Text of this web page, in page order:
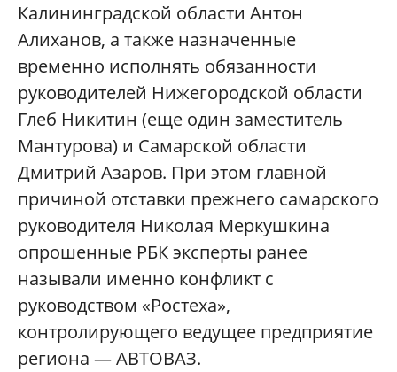
Калининградской области Антон
Алиханов, а также назначенные
временно исполнять обязанности
руководителей Нижегородской области
Глеб Никитин (еще один заместитель
Мантурова) и Самарской области
Дмитрий Азаров. При этом главной
причиной отставки прежнего самарского
руководителя Николая Меркушкина
опрошенные РБК эксперты ранее
называли именно конфликт с
руководством «Ростеха»,
контролирующего ведущее предприятие
региона — АВТОВАЗ.